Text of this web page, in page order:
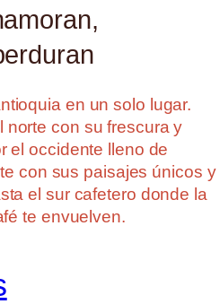
en un solo lugar.
norte con su frescura y
el occidente lleno de
con sus paisajes únicos y
el sur cafetero donde la
te envuelven.